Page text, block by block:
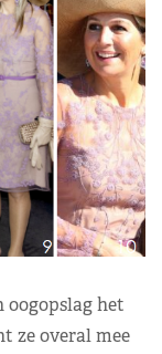
oogopslag het
ze overal mee